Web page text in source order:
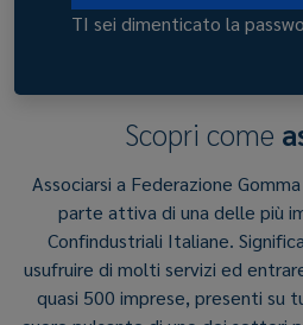
TI sei dimenticato la
Scopri come
Associarsi a Federazione
parte attiva di una delle più
Confindustriali Italiane.
usufruire di molti servizi ed
quasi 500 imprese, presenti su